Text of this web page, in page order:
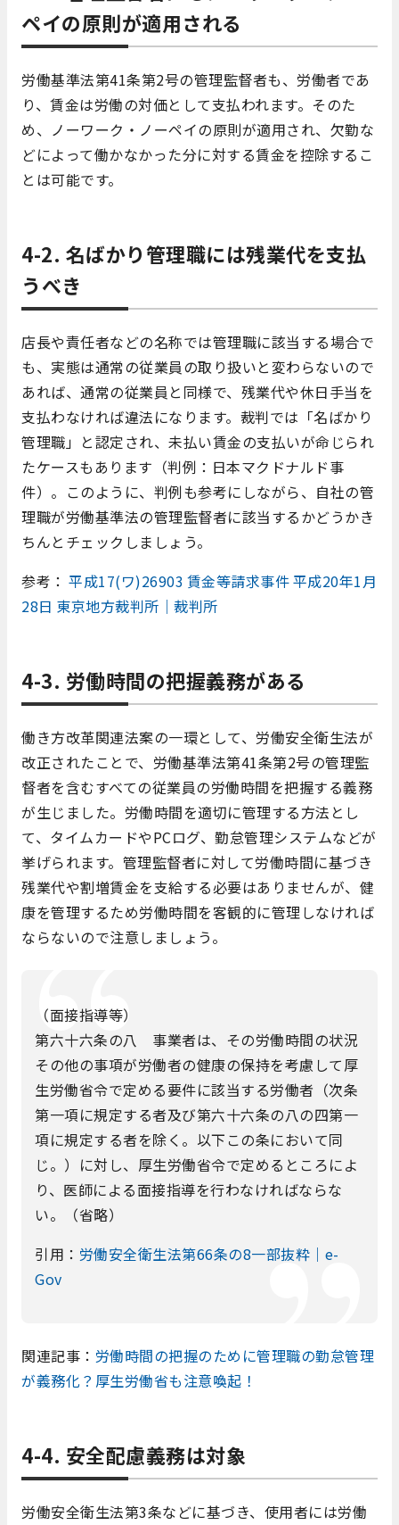
ペイの原則が適用される
労働基準法第41条第2号の管理監督者も、労働者であ
り、賃金は労働の対価として支払われます。そのた
め、ノーワーク・ノーペイの原則が適用され、欠勤な
どによって働かなかった分に対する賃金を控除するこ
とは可能です。
4-2. 名ばかり管理職には残業代を支払
うべき
店長や責任者などの名称では管理職に該当する場合で
も、実態は通常の従業員の取り扱いと変わらないので
あれば、通常の従業員と同様で、残業代や休日手当を
支払わなければ違法になります。裁判では「名ばかり
管理職」と認定され、未払い賃金の支払いが命じられ
たケースもあります（判例：日本マクドナルド事
件）。このように、判例も参考にしながら、自社の管
理職が労働基準法の管理監督者に該当するかどうかき
ちんとチェックしましょう。
参考： 平成17(ワ)26903 賃金等請求事件 平成20年1月
28日 東京地方裁判所｜裁判所
4-3. 労働時間の把握義務がある
働き方改革関連法案の一環として、労働安全衛生法が
改正されたことで、労働基準法第41条第2号の管理監
督者を含むすべての従業員の労働時間を把握する義務
が生じました。労働時間を適切に管理する方法とし
て、タイムカードやPCログ、勤怠管理システムなどが
挙げられます。管理監督者に対して労働時間に基づき
残業代や割増賃金を支給する必要はありませんが、健
康を管理するため労働時間を客観的に管理しなければ
ならないので注意しましょう。
（面接指導等）
第六十六条の八 事業者は、その労働時間の状況
その他の事項が労働者の健康の保持を考慮して厚
生労働省令で定める要件に該当する労働者（次条
第一項に規定する者及び第六十六条の八の四第一
項に規定する者を除く。以下この条において同
じ。）に対し、厚生労働省令で定めるところによ
り、医師による面接指導を行わなければならな
い。（省略）
引用： 労働安全衛生法第66条の8一部抜粋｜e-
Gov
関連記事： 労働時間の把握のために管理職の勤怠管理
が義務化？厚生労働省も注意喚起！
4-4. 安全配慮義務は対象
労働安全衛生法第3条などに基づき、使用者には労働